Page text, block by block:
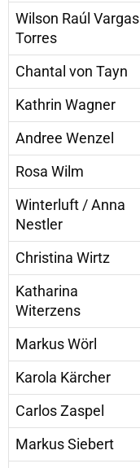
Wilson Raúl Vargas
Torres
Chantal von Tayn
Kathrin Wagner
Andree Wenzel
Rosa Wilm
Winterluft / Anna
Nestler
Christina Wirtz
Katharina
Witerzens
Markus Wörl
Karola Kärcher
Carlos Zaspel
Markus Siebert